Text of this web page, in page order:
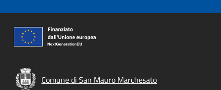
Comune di San Mauro Marchesato